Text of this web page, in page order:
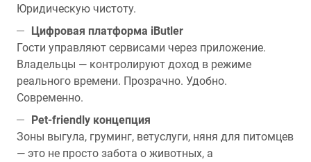
Юридическую чистоту.
Цифровая платформа iButler
Гости управляют сервисами через приложение.
Владельцы — контролируют доход в режиме
реального времени. Прозрачно. Удобно.
Современно.
Pet-friendly концепция
Зоны выгула, груминг, ветуслуги, няня для питомцев
— это не просто забота о животных, а